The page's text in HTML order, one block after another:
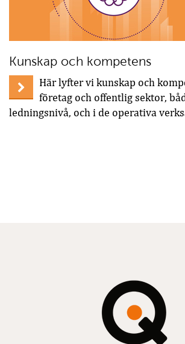
Kunskap och kompetens
Här lyfter vi kunskap och
företag och offentlig sektor,
ledningsnivå, och i de operativa